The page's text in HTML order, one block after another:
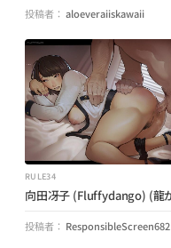
投稿者： aloeveraiiskawaii
RULE34
投稿者： ResponsibleScreen682